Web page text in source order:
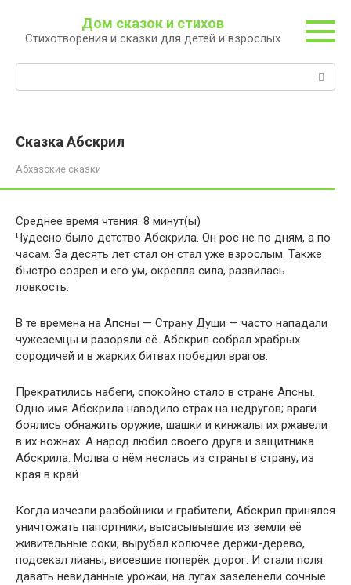
контенту
Дом сказок и стихов
Стихотворения и сказки для детей и взрослых
Сказка Абскрил
Абхазские сказки
Среднее время чтения: 8 минут(ы)
Чудесно было детство Абскрила. Он рос не по дням, а по
часам. За десять лет стал он стал уже взрослым. Также
быстро созрел и его ум, окрепла сила, развилась
ловкость.
В те времена на Апсны — Страну Души — часто нападали
чужеземцы и разоряли её. Абскрил собрал храбрых
сородичей и в жарких битвах победил врагов.
Прекратились набеги, спокойно стало в стране Апсны.
Одно имя Абскрила наводило страх на недругов; враги
боялись обнажить оружие, шашки и кинжалы их ржавели
в их ножнах. А народ любил своего друга и защитника
Абскрила. Молва о нём неслась из страны в страну, из
края в край.
Когда изчезли разбойники и грабители, Абскрил принялся
уничтожать папортники, высасывывшие из земли её
живительные соки, вырубал колючее держи-дерево,
подсекал лианы, висевшие поперёк дорог. И стали поля
давать невиданные урожаи, на лугах зазеленели сочные